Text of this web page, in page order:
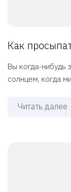
Как
Вы когда-нибудь
солнцем, когда
Читать далее